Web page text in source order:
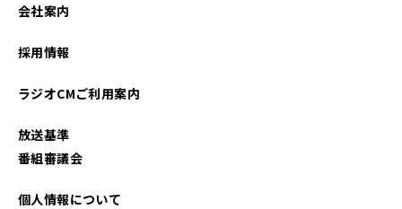
2025年09月
会社案内
採用情報
ラジオCMご利用案内
放送基準
番組審議会
個人情報について